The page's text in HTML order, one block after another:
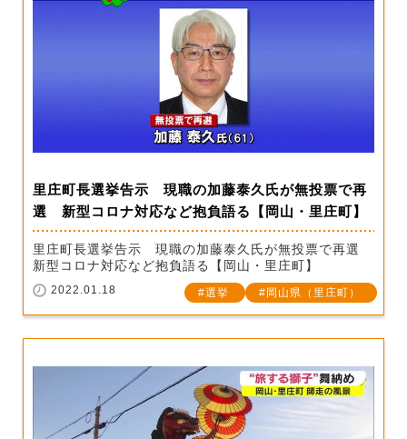
里庄町長選挙告示 現職の加藤泰久氏が無投票で再
選 新型コロナ対応など抱負語る【岡山・里庄町】
里庄町長選挙告示 現職の加藤泰久氏が無投票で再選
新型コロナ対応など抱負語る【岡山・里庄町】
2022.01.18 選挙 岡山県（里庄町）